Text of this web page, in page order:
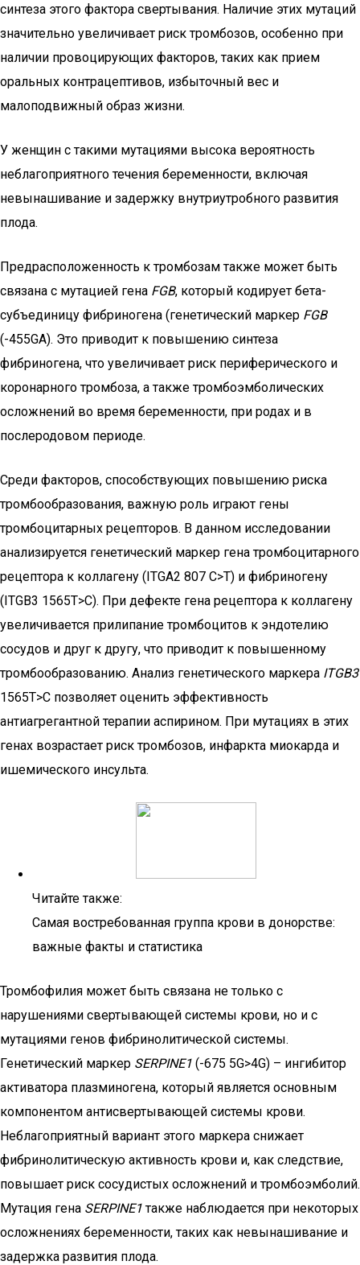
синтеза этого фактора свертывания. Наличие этих мутаций
значительно увеличивает риск тромбозов, особенно при
наличии провоцирующих факторов, таких как прием
оральных контрацептивов, избыточный вес и
малоподвижный образ жизни.
У женщин с такими мутациями высока вероятность
неблагоприятного течения беременности, включая
невынашивание и задержку внутриутробного развития
плода.
Предрасположенность к тромбозам также может быть
связана с мутацией гена FGB, который кодирует бета-
субъединицу фибриногена (генетический маркер FGB
(-455GA). Это приводит к повышению синтеза
фибриногена, что увеличивает риск периферического и
коронарного тромбоза, а также тромбоэмболических
осложнений во время беременности, при родах и в
послеродовом периоде.
Среди факторов, способствующих повышению риска
тромбообразования, важную роль играют гены
тромбоцитарных рецепторов. В данном исследовании
анализируется генетический маркер гена тромбоцитарного
рецептора к коллагену (ITGA2 807 C>T) и фибриногену
(ITGB3 1565T>C). При дефекте гена рецептора к коллагену
увеличивается прилипание тромбоцитов к эндотелию
сосудов и друг к другу, что приводит к повышенному
тромбообразованию. Анализ генетического маркера ITGB3
1565T>C позволяет оценить эффективность
антиагрегантной терапии аспирином. При мутациях в этих
генах возрастает риск тромбозов, инфаркта миокарда и
ишемического инсульта.
Читайте также:
Самая востребованная группа крови в донорстве:
важные факты и статистика
Тромбофилия может быть связана не только с
нарушениями свертывающей системы крови, но и с
мутациями генов фибринолитической системы.
Генетический маркер SERPINE1 (-675 5G>4G) – ингибитор
активатора плазминогена, который является основным
компонентом антисвертывающей системы крови.
Неблагоприятный вариант этого маркера снижает
фибринолитическую активность крови и, как следствие,
повышает риск сосудистых осложнений и тромбоэмболий.
Мутация гена SERPINE1также наблюдается при некоторых
осложнениях беременности, таких как невынашивание и
задержка развития плода.